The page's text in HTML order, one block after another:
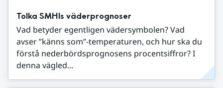
Tolka SMHIs väderprognoser
Vad betyder egentligen vädersymbolen? Vad
avser ”känns som”-temperaturen, och hur ska du
förstå nederbördsprognosens procentsiffror? I
denna vägled...